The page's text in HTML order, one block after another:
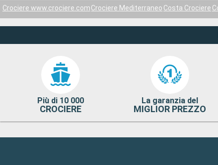
Crociere www.crociere.comCrociere Mediterraneo Costa Crociere
Più di 10 000
CROCIERE
La garanzia del
MIGLIOR PREZZO